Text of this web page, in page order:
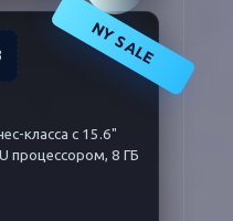
NY SALE
класса с 15.6"
процессором, 8 ГБ